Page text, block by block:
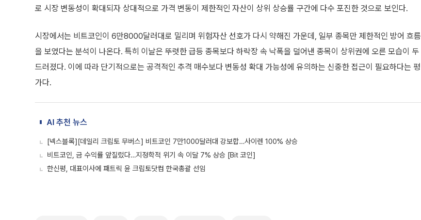
로 시장 변동성이 확대되자 상대적으로 가격 변동이 제한적인 자산이 상위 상승률 구간에 다수 포진한 것으로 보인다.
시장에서는 비트코인이 6만8000달러대로 밀리며 위험자산 선호가 다시 약해진 가운데, 일부 종목만 제한적인 방어 흐름
을 보였다는 분석이 나온다. 특히 이날은 뚜렷한 급등 종목보다 하락장 속 낙폭을 덜어낸 종목이 상위권에 오른 모습이 두
드러졌다. 이에 따라 단기적으로는 공격적인 추격 매수보다 변동성 확대 가능성에 유의하는 신중한 접근이 필요하다는 평
가다.
AI 추천 뉴스
[넥스블록][데일리 크립토 무버스] 비트코인 7만1000달러대 강보합…사이렌 100% 상승
비트코인, 금 수익률 앞질렀다…지정학적 위기 속 이달 7% 상승 [Bit 코인]
한신평, 대표이사에 패트릭 윤 크립토닷컴 한국총괄 선임